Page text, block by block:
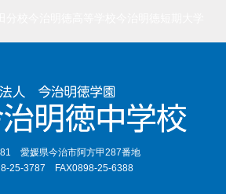
愛媛県今治市阿方甲287番地
25-3787 FAX0898-25-6388